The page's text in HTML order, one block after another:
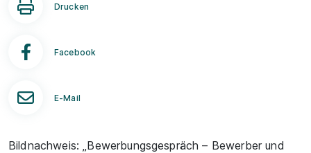
Drucken
Facebook
E-Mail
Bildnachweis: „Bewerbungsgespräch – Bewerber und